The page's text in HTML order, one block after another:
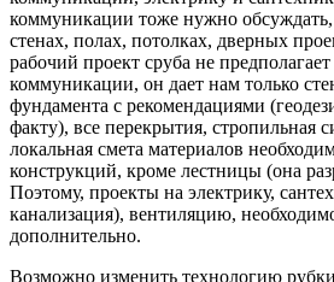
коммуникации тоже нужно
стенах, полах, потолках, дверных
рабочий проект сруба не
коммуникации, он дает нам только
фундамента с рекомендациями
факту), все перекрытия, стропильная
локальная смета материалов
конструкций, кроме лестницы (она
Поэтому, проекты на электрику,
канализация), вентиляцию,
дополнительно.
Возможно изменить технологию